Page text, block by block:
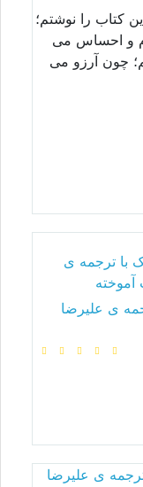
را نوشتم؛
و احساس می
چون آرزو می
ی علیرضا